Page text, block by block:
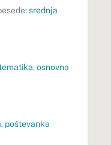
srednja
, osnovna
, poštevanka